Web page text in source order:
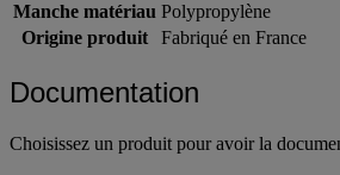
Manche matériau Polypropylène
Origine produit
Fabriqué en France
Documentation
Choisissez un produit pour avoir la